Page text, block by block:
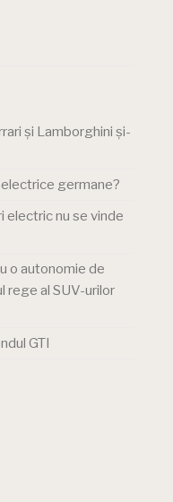
și Lamborghini și-
electrice germane?
electric nu se vinde
o autonomie de
rege al SUV-urilor
GTI